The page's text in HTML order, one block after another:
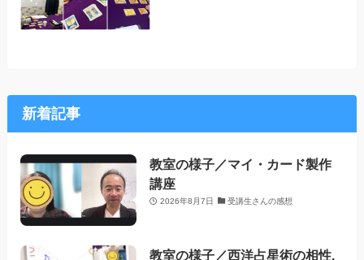
新着記事
教室の様子／マイ・カード製作
講座
2026年8月7日 受講生さんの感想
教室の様子／西洋占星術の相性,